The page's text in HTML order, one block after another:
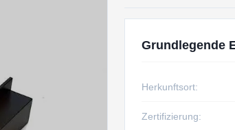
Grundlegende
Herkunftsort:
Zertifizierung: